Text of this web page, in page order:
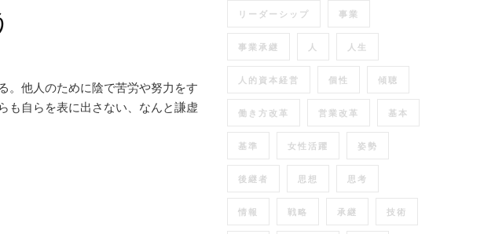
。他人のために陰で苦労や努力をす
も自らを表に出さない、なんと謙虚
リーダーシップ 事業
事業承継 人 人生
人的資本経営 個性 傾聴
働き方改革 営業改革 基本
基準 女性活躍 姿勢
後継者 思想 思考
情報 戦略 承継 技術